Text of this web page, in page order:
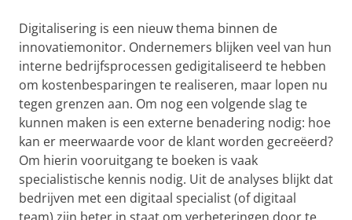
Digitalisering is een nieuw thema binnen de
innovatiemonitor. Ondernemers blijken veel van hun
interne bedrijfsprocessen gedigitaliseerd te hebben
om kostenbesparingen te realiseren, maar lopen nu
tegen grenzen aan. Om nog een volgende slag te
kunnen maken is een externe benadering nodig: hoe
kan er meerwaarde voor de klant worden gecreëerd?
Om hierin vooruitgang te boeken is vaak
specialistische kennis nodig. Uit de analyses blijkt dat
bedrijven met een digitaal specialist (of digitaal